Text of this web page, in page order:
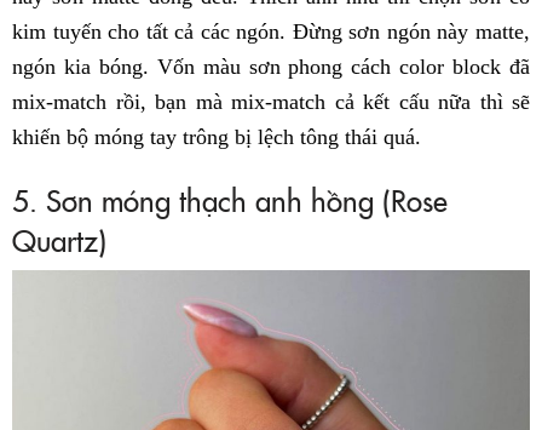
kim tuyến cho tất cả các ngón. Đừng sơn ngón này matte,
ngón kia bóng. Vốn màu sơn phong cách color block đã
mix-match rồi, bạn mà mix-match cả kết cấu nữa thì sẽ
khiến bộ móng tay trông bị lệch tông thái quá.
5. Sơn móng thạch anh hồng (Rose
Quartz)